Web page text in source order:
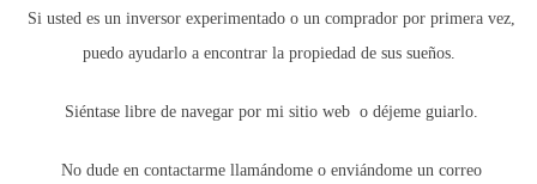
Desastres Naturales:Los huracanes más intensos y
vida humana como los activos inmobiliarios, lo que
significativas.
afectadas por el cambio climático pueden verse
Si usted es un inversor experimentado o un comprador por primera vez,
puedo ayudarlo a encontrar la propiedad de sus sueños.
Siéntase libre de navegar por mi sitio web o déjeme guiarlo.
No dude en contactarme llamándome o enviándome un correo